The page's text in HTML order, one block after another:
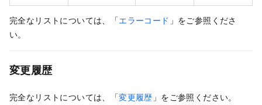
完全なリストについては、「エラーコード 」をご参照くださ
い。
変更履歴
完全なリストについては、「変更履歴 」をご参照ください。